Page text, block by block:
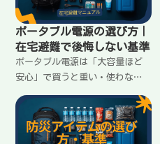
ポータブル電源の選び方｜
在宅避難で後悔しない基準
ポータブル電源は「大容量ほど
安心」で買うと重い・使わな
難で必要なのは“何に使う
か”を先に決めること。失敗し
ない基準と考え方をまとめま